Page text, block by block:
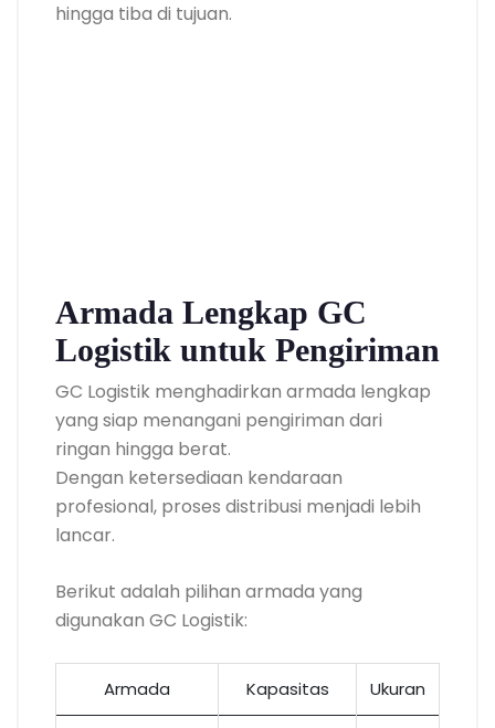
hingga tiba di tujuan.
Armada Lengkap GC
Logistik untuk Pengiriman
GC Logistik menghadirkan armada lengkap
yang siap menangani pengiriman dari
ringan hingga berat.
Dengan ketersediaan kendaraan
profesional, proses distribusi menjadi lebih
lancar.
Berikut adalah pilihan armada yang
digunakan GC Logistik:
Armada Kapasitas Ukuran